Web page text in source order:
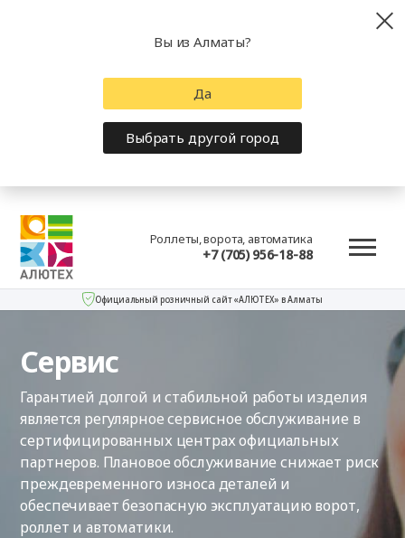
Роллеты, ворота, автоматика
+7 (705) 956-18-88
Официальный розничный сайт «АЛЮТЕХ» в Алматы
Сервис
Гарантией долгой и стабильной работы изделия
является регулярное сервисное обслуживание в
сертифицированных центрах официальных
партнеров. Плановое обслуживание снижает риск
преждевременного износа деталей и
обеспечивает безопасную эксплуатацию ворот,
роллет и автоматики.
Вы из Алматы?
Да
Выбрать другой город